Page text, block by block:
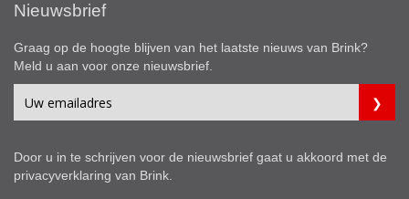
Nieuwsbrief
Graag op de hoogte blijven van het laatste nieuws van Brink?
Meld u aan voor onze nieuwsbrief.
Door u in te schrijven voor de nieuwsbrief gaat u akkoord met de
privacyverklaring van Brink.